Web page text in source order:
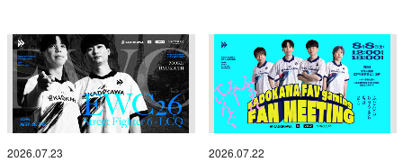
2026.07.23 2026.07.22